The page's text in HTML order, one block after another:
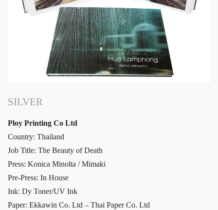
SILVER
Ploy Printing Co Ltd
Country: Thailand
Job Title: The Beauty of Death
Press: Konica Minolta / Mimaki
Pre-Press: In House
Ink: Dy Toner/UV Ink
Paper: Ekkawin Co. Ltd – Thai Paper Co. Ltd